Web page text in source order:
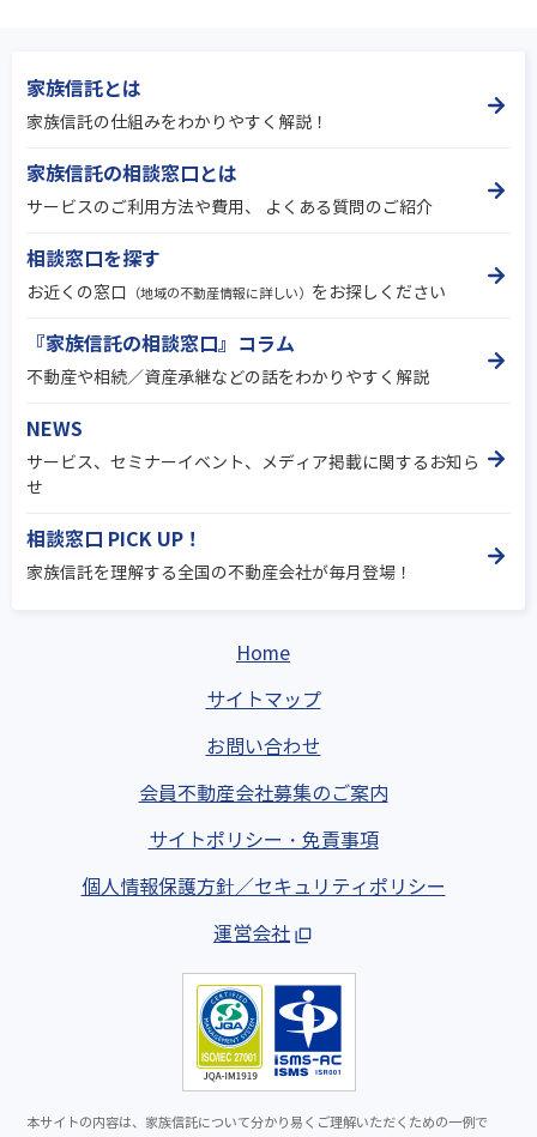
家族信託とは
家族信託の仕組みをわかりやすく解説！
家族信託の相談窓口とは
サービスのご利用方法や費用、 よくある質問のご紹介
相談窓口を探す
お近くの窓口 （地域の不動産情報に詳しい） をお探しください
『家族信託の相談窓口』コラム
不動産や相続／資産承継などの話をわかりやすく解説
NEWS
サービス、セミナーイベント、メディア掲載に関するお知ら
せ
相談窓口 PICK UP！
家族信託を理解する全国の不動産会社が毎月登場！
Home
サイトマップ
お問い合わせ
会員不動産会社募集のご案内
サイトポリシー・免責事項
個人情報保護方針／セキュリティポリシー
運営会社
本サイトの内容は、家族信託について分かり易くご理解いただくための一例で